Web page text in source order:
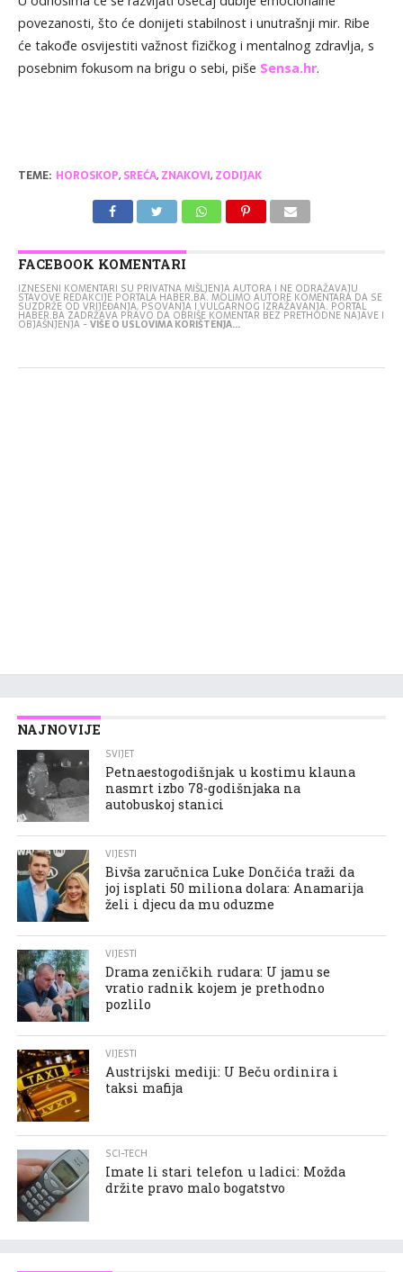
povezanosti, što će donijeti stabilnost i unutrašnji mir. Ribe
će takođe osvijestiti važnost fizičkog i mentalnog zdravlja, s
posebnim fokusom na brigu o sebi, piše Sensa.hr.
TEME: HOROSKOP, SREĆA, ZNAKOVI, ZODIJAK
FACEBOOK KOMENTARI
IZNESENI KOMENTARI SU PRIVATNA MIŠLJENJA AUTORA I NE ODRAŽAVAJU
STAVOVE REDAKCIJE PORTALA HABER.BA. MOLIMO AUTORE KOMENTARA DA SE
SUZDRŽE OD VRIJEĐANJA, PSOVANJA I VULGARNOG IZRAŽAVANJA. PORTAL
HABER.BA ZADRŽAVA PRAVO DA OBRIŠE KOMENTAR BEZ PRETHODNE NAJAVE I
OBJAŠNJENJA -VIŠE O USLOVIMA KORIŠTENJA...
NAJNOVIJE
SVIJET
Petnaestogodišnjak u kostimu klauna
nasmrt izbo 78-godišnjaka na
autobuskoj stanici
VIJESTI
Bivša zaručnica Luke Dončića traži da
joj isplati 50 miliona dolara: Anamarija
želi i djecu da mu oduzme
VIJESTI
Drama zeničkih rudara: U jamu se
vratio radnik kojem je prethodno
pozlilo
VIJESTI
Austrijski mediji: U Beču ordinira i
taksi mafija
SCI-TECH
Imate li stari telefon u ladici: Možda
držite pravo malo bogatstvo